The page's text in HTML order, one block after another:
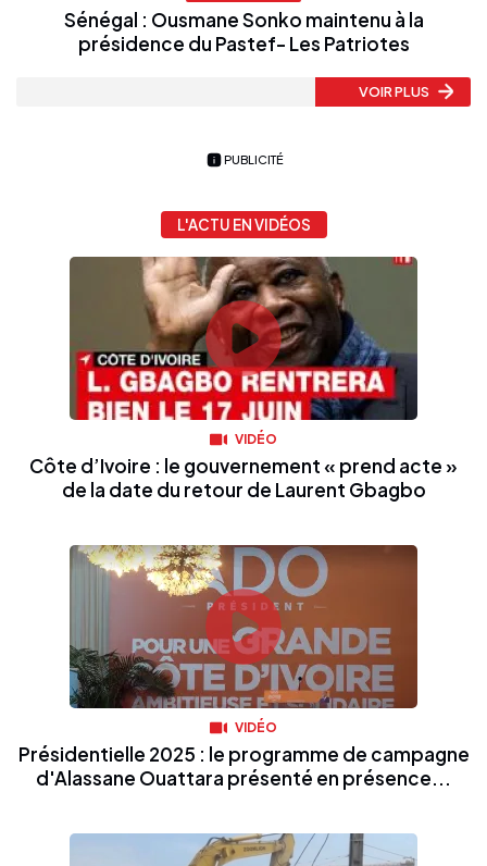
Sénégal : Ousmane Sonko maintenu à la
présidence du Pastef- Les Patriotes
VOIR PLUS
PUBLICITÉ
L'ACTU EN VIDÉOS
VIDÉO
Côte d’Ivoire : le gouvernement « prend acte »
de la date du retour de Laurent Gbagbo
VIDÉO
Présidentielle 2025 : le programme de campagne
d'Alassane Ouattara présenté en présence...